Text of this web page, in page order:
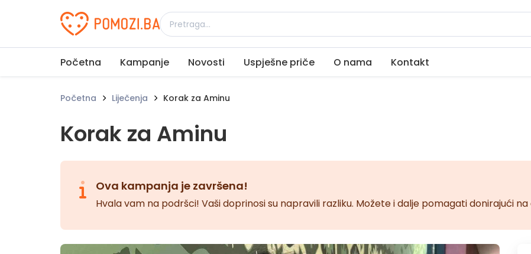
Udruženje Pomozi.ba
Početna Kampanje Novosti Uspješne priče O nama Kontakt
Početna Liječenja Korak za Aminu
Korak za Aminu
Ova kampanja je završena!
Hvala vam na podršci! Vaši doprinosi su napravili razliku. Možete i dalje pomagati donirajući